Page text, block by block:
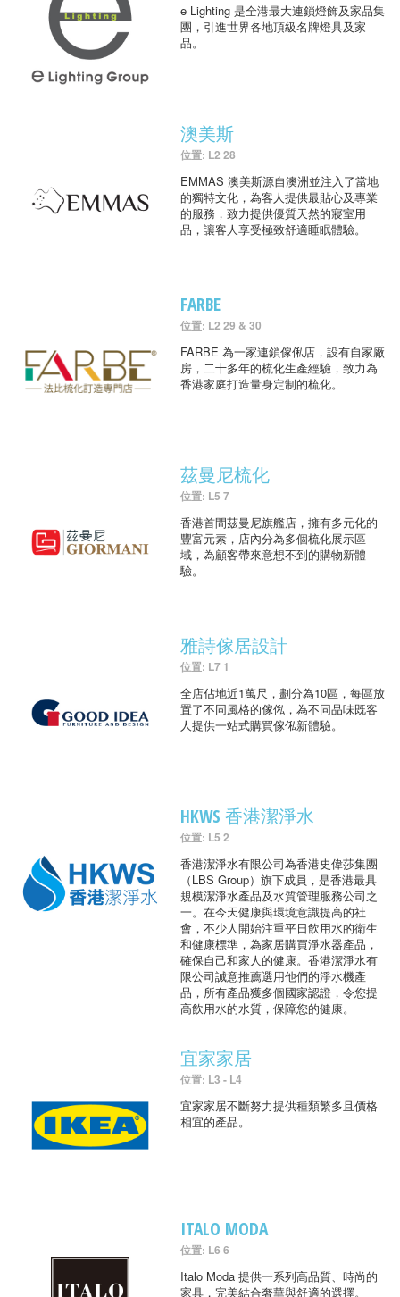
e Lighting 是全港最大連鎖燈飾及家品集
團，引進世界各地頂級名牌燈具及家
品。
澳美斯
位置: L2 28
EMMAS 澳美斯源自澳洲並注入了當地
的獨特文化，為客人提供最貼心及專業
的服務，致力提供優質天然的寢室用
品，讓客人享受極致舒適睡眠體驗。
FARBE
位置: L2 29 & 30
FARBE 為一家連鎖傢俬店，設有自家廠
房，二十多年的梳化生產經驗，致力為
香港家庭打造量身定制的梳化。
茲曼尼梳化
位置: L5 7
香港首間茲曼尼旗艦店，擁有多元化的
豐富元素，店內分為多個梳化展示區
域，為顧客帶來意想不到的購物新體
驗。
雅詩傢居設計
位置: L7 1
全店佔地近1萬尺，劃分為10區，每區放
置了不同風格的傢俬，為不同品味既客
人提供一站式購買傢俬新體驗。
HKWS 香港潔淨水
位置: L5 2
香港潔淨水有限公司為香港史偉莎集團
（LBS Group）旗下成員，是香港最具
規模潔淨水產品及水質管理服務公司之
一。在今天健康與環境意識提高的社
會，不少人開始注重平日飲用水的衛生
和健康標準，為家居購買淨水器產品，
確保自己和家人的健康。香港潔淨水有
限公司誠意推薦選用他們的淨水機產
品，所有產品獲多個國家認證，令您提
高飲用水的水質，保障您的健康。
宜家家居
位置: L3 - L4
宜家家居不斷努力提供種類繁多且價格
相宜的產品。
ITALO MODA
位置: L6 6
Italo Moda 提供一系列高品質、時尚的
家具，完美結合奢華與舒適的選擇。